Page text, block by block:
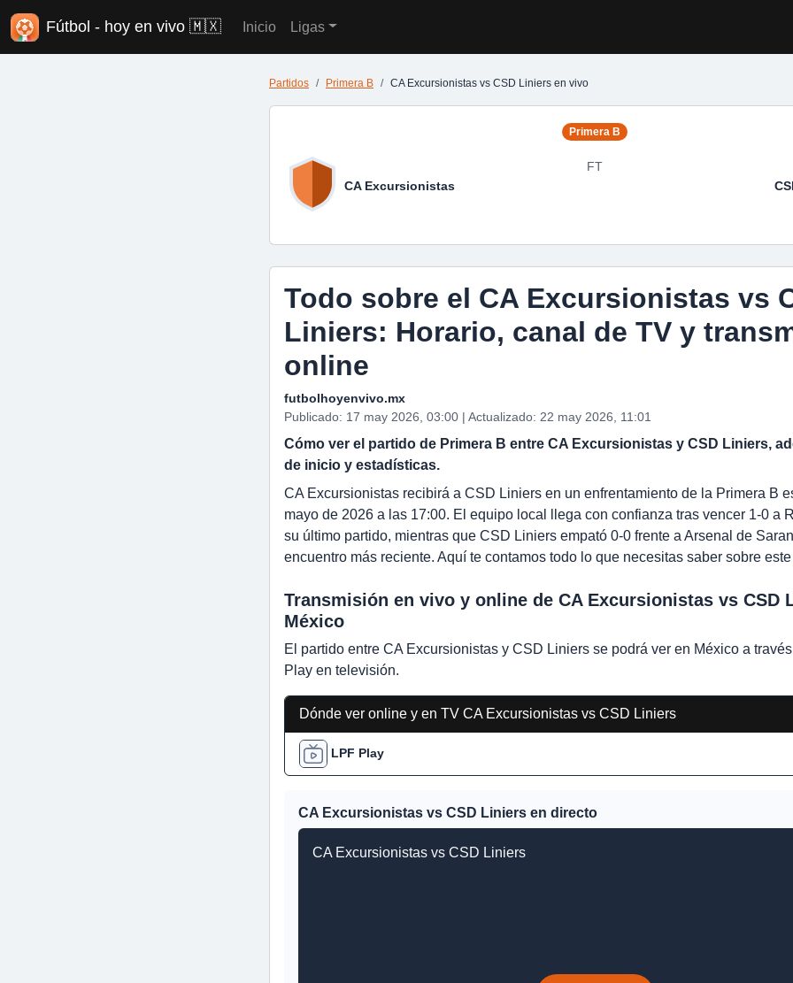
Fútbol - hoy en vivo 🇲🇽 Inicio Ligas
Partidos Primera B CA Excursionistas vs CSD Liniers en vivo
Primera B
CA Excursionistas
FT
Todo sobre el CA Excursionistas vs
Liniers: Horario, canal de TV y
online
futbolhoyenvivo.mx
Publicado: 17 may 2026, 03:00 | Actualizado: 22 may 2026, 11:01
Cómo ver el partido de Primera B entre CA Excursionistas y CSD Liniers,
de inicio y estadísticas.
CA Excursionistas recibirá a CSD Liniers en un enfrentamiento de la Primera B
mayo de 2026 a las 17:00. El equipo local llega con confianza tras vencer 1-0 a
su último partido, mientras que CSD Liniers empató 0-0 frente a Arsenal de
encuentro más reciente. Aquí te contamos todo lo que necesitas saber sobre
Transmisión en vivo y online de CA Excursionistas vs CSD
México
El partido entre CA Excursionistas y CSD Liniers se podrá ver en México a
Play en televisión.
Dónde ver online y en TV CA Excursionistas vs CSD Liniers
LPF Play
CA Excursionistas vs CSD Liniers en directo
CA Excursionistas vs CSD Liniers